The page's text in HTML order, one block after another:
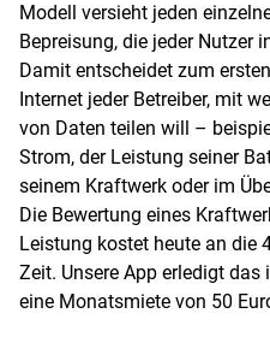
Modell versieht jeden
Bepreisung, die jeder Nutzer
Damit entscheidet zum
Internet jeder Betreiber, mit
von Daten teilen will –
Strom, der Leistung seiner
seinem Kraftwerk oder im
Die Bewertung eines
Leistung kostet heute an die
Zeit. Unsere App erledigt
eine Monatsmiete von 50